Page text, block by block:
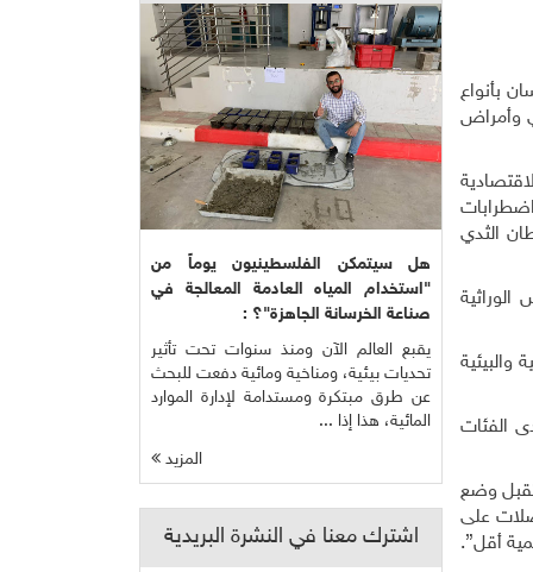
بأنواع
وأمراض
الثدي
الوراثية
والبيئية
الفئات
وضع
على
أقل”.
هل سيتمكن الفلسطينيون يوماً من
"استخدام المياه العادمة المعالجة في
صناعة الخرسانة الجاهزة"؟ :
يقبع العالم الآن ومنذ سنوات تحت تأثير
تحديات بيئية، ومناخية ومائية دفعت للبحث
عن طرق مبتكرة ومستدامة لإدارة الموارد
المائية، هذا إذا ...
المزيد
اشترك معنا في النشرة البريدية